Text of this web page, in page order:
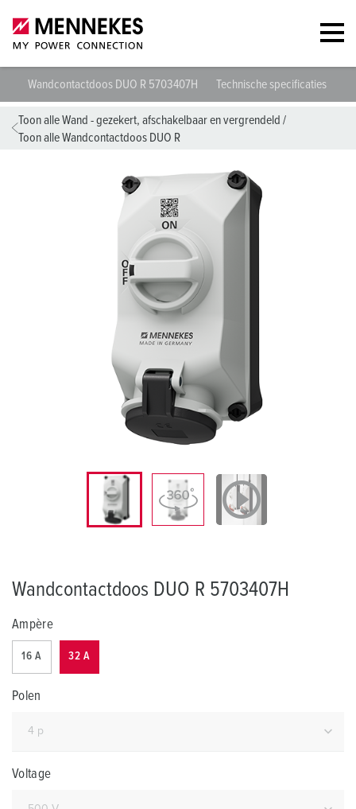
Wandcontactdoos DUO R 5703407H Technische specificaties
Toon alle Wand - gezekert, afschakelbaar en vergrendeld /
Toon alle Wandcontactdoos DUO R
Wandcontactdoos DUO R 5703407H
Ampère
16 A 32 A
Polen
Voltage